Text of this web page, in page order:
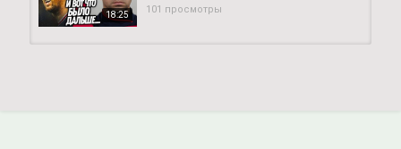
18:25
101 просмотры